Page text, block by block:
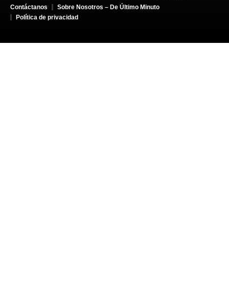
Contáctanos
Sobre Nosotros – De Último Minuto
Política de privacidad